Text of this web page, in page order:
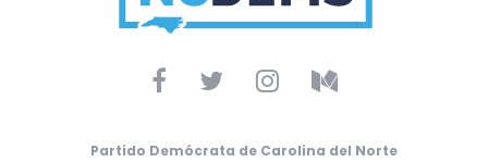
Partido Demócrata de Carolina del Norte